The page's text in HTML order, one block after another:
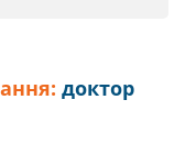
доктор